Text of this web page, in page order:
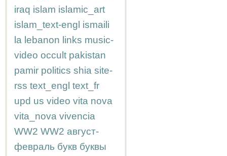
iraq islam islamic_art
islam_text-engl ismaili
la lebanon links music-
video occult pakistan
pamir politics shia site-
rss text_engl text_fr
upd us video vita nova
vita_nova vivencia
WW2 WW2 август-
февраль букв буквы